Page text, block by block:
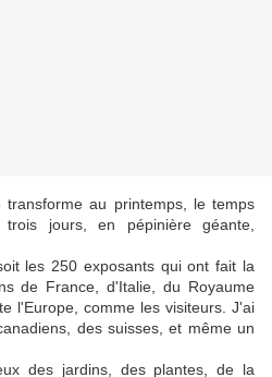
au printemps, le temps
jours, en pépinière géante,
les 250 exposants qui ont fait la
de France, d'Italie, du Royaume
l'Europe, comme les visiteurs. J'ai
des suisses, et même un
des jardins, des plantes, de la